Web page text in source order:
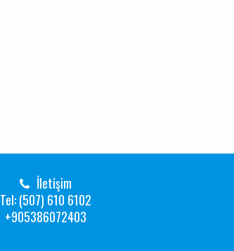
İletişim
Tel: (507) 610 6102
+905386072403